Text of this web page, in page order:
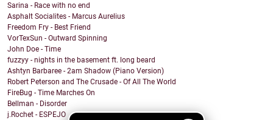
Sarina - Race with no end
Asphalt Socialites - Marcus Aurelius
Freedom Fry - Best Friend
VorTexSun - Outward Spinning
John Doe - Time
fuzzyy - nights in the basement ft. long beard
Ashtyn Barbaree - 2am Shadow (Piano Version)
Robert Peterson and The Crusade - Of All The World
FireBug - Time Marches On
Bellman - Disorder
j.Rochet - ESPEJO